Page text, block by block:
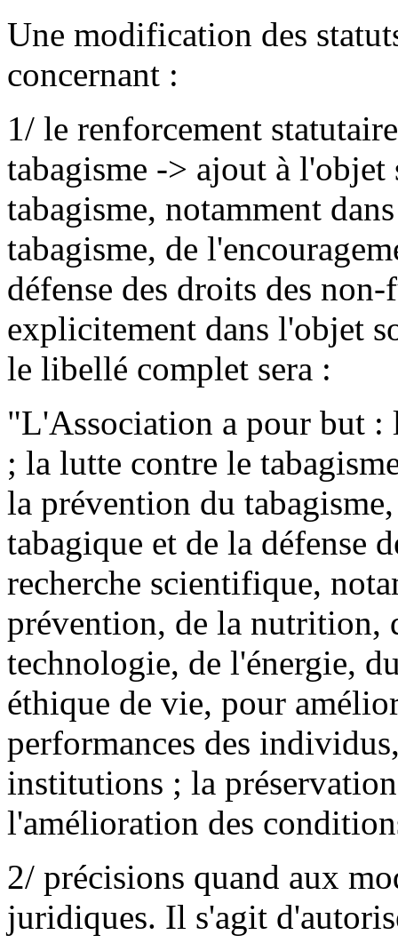
Une modification des
concernant :
1/ le renforcement
tabagisme -> ajout à
tabagisme, notamment
tabagisme, de
défense des droits des
explicitement dans l'objet
le libellé complet sera :
"L'Association a pour but :
; la lutte contre le
la prévention du
tabagique et de la défense
recherche scientifique,
prévention, de la nutrition,
technologie, de l'énergie,
éthique de vie, pour
performances des
institutions ; la
l'amélioration des
2/ précisions quand aux
juridiques. Il s'agit